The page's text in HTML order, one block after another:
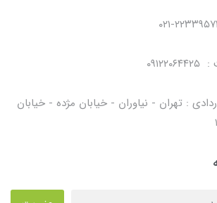
: تهران - نیاوران - خیابان مژده - خیابان